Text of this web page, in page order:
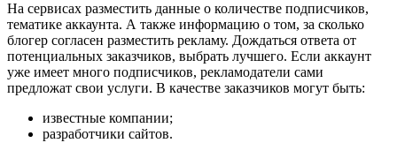
На сервисах разместить данные о количестве подписчиков,
тематике аккаунта. А также информацию о том, за сколько
блогер согласен разместить рекламу. Дождаться ответа от
потенциальных заказчиков, выбрать лучшего. Если аккаунт
уже имеет много подписчиков, рекламодатели сами
предложат свои услуги. В качестве заказчиков могут быть:
известные компании;
разработчики сайтов.